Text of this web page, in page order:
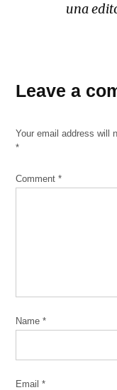
una
Leave a
Your email address will
*
Comment*
Name*
Email*